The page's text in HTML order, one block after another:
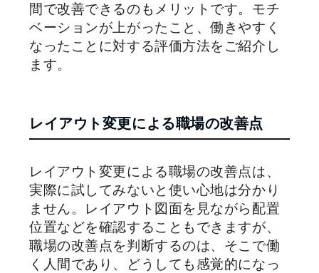
間で改善できるのもメリットです。モチ
ベーションが上がったこと、働きやすく
なったことに対する評価方法をご紹介し
ます。
レイアウト変更による職場の改善点
レイアウト変更による職場の改善点は、
実際に試してみないと使い心地は分かり
ません。レイアウト図面を見ながら配置
位置などを確認することもできますが、
職場の改善点を判断するのは、そこで働
く人間であり、どうしても感覚的になっ